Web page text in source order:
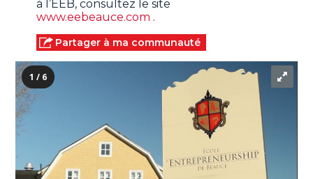
à l’EEB, consultez le site
www.eebeauce.com .
Partager à ma communauté
1 / 6